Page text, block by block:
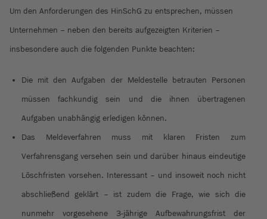
Um den Anforderungen des HinSchG zu entsprechen, müssen
Unternehmen – neben den bereits aufgezeigten Kriterien –
insbesondere auch die folgenden Punkte beachten:
Die mit den Aufgaben der Meldestelle betrauten Personen
müssen fachkundig sein und die ihnen übertragenen
Aufgaben unabhängig erledigen können.
Das Meldeverfahren muss mit klaren Fristen zum
Verfahrensgang versehen sein und darüber hinaus eindeutige
Löschfristen vorsehen. Interessant – und insoweit noch nicht
abschließend geklärt – ist zudem die Frage, wie sich die
nunmehr vorgesehene 3-jährige Aufbewahrungsfrist der